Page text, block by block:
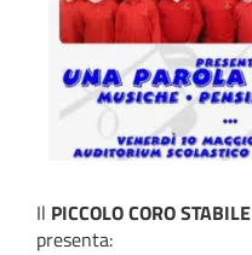
Il PICCOLO CORO STABILE
presenta: